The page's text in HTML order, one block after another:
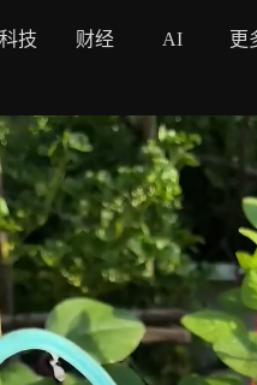
科技 财经 AI 更